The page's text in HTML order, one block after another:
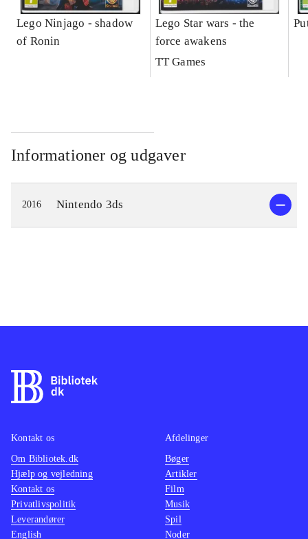
Lego Ninjago - shadow
of Ronin
Lego Star wars - the
force awakens
TT Games
Informationer og udgaver
2016 Nintendo 3ds
Kontakt os
Om Bibliotek.dk
Hjælp og vejledning
Kontakt os
Privatlivspolitik
Leverandører
English
Afdelinger
Bøger
Artikler
Film
Musik
Spil
Noder